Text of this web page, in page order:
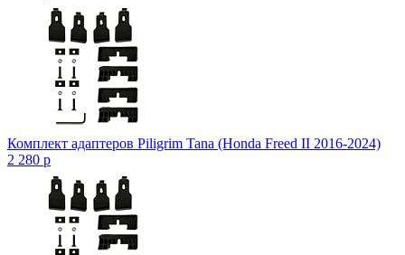
Комплект адаптеров Piligrim Tana (Honda Freed II 2016-2024)
2 280 p